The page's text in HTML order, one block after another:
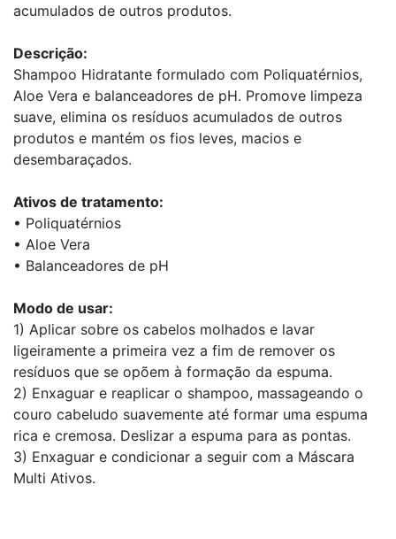
acumulados de outros produtos.
Descrição:
Shampoo Hidratante formulado com Poliquatérnios,
Aloe Vera e balanceadores de pH. Promove limpeza
suave, elimina os resíduos acumulados de outros
produtos e mantém os fios leves, macios e
desembaraçados.
Ativos de tratamento:
• Poliquatérnios
• Aloe Vera
• Balanceadores de pH
Modo de usar:
1) Aplicar sobre os cabelos molhados e lavar
ligeiramente a primeira vez a fim de remover os
resíduos que se opõem à formação da espuma.
2) Enxaguar e reaplicar o shampoo, massageando o
couro cabeludo suavemente até formar uma espuma
rica e cremosa. Deslizar a espuma para as pontas.
3) Enxaguar e condicionar a seguir com a Máscara
Multi Ativos.